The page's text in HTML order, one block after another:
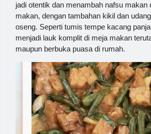
jadi otentik dan menambah nafsu makan
makan, dengan tambahan kikil dan
oseng. Seperti tumis tempe kacang
menjadi lauk komplit di meja makan
maupun berbuka puasa di rumah.